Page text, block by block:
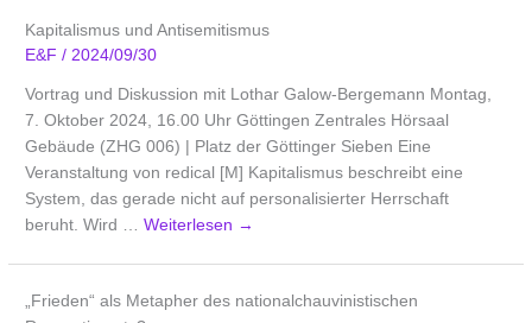
Kapitalismus und Antisemitismus
E&F/ 2024/09/30
Vortrag und Diskussion mit Lothar Galow-Bergemann Montag,
7. Oktober 2024, 16.00 Uhr Göttingen Zentrales Hörsaal
Gebäude (ZHG 006) | Platz der Göttinger Sieben Eine
Veranstaltung von redical [M] Kapitalismus beschreibt eine
System, das gerade nicht auf personalisierter Herrschaft
beruht. Wird …Weiterlesen →
„Frieden“ als Metapher des nationalchauvinistischen